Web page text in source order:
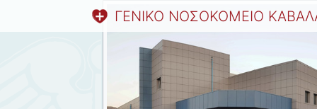
ΓΕΝΙΚΟ ΝΟΣΟΚΟΜΕΙΟ